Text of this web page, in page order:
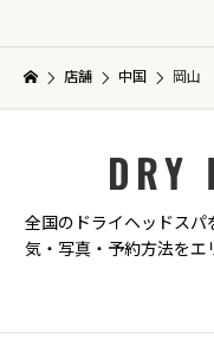
店舗 中国 岡山
全国のドライヘッドス
気・写真・予約方法を